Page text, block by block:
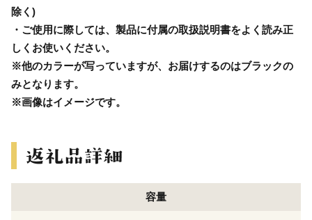
除く)
・ご使用に際しては、製品に付属の取扱説明書をよく読み正
しくお使いください。
※他のカラーが写っていますが、お届けするのはブラックの
みとなります。
※画像はイメージです。
容量